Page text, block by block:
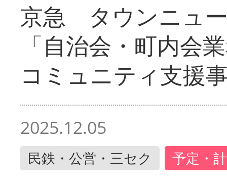
京急 タウンニュ
「自治会・町内会
コミュニティ支援
2025.12.05
民鉄・公営・三セク 予定・